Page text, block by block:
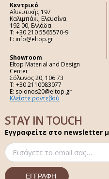
Κεντρικό
Αλιευτικής 197
Καλιμπάκι, Ελευσίνα
192 00, Ελλάδα
Τ: +30 210 5565570-9
E: info@eltop.gr
Showroom
Eltop Material and Design
Center
Σόλωνος 20, 106 73
Τ: +30 2110083077
E: solonos20@eltop.gr
Κλείστε ραντεβού
STAY IN TOUCH
Εγγραφείτε στο newsletter